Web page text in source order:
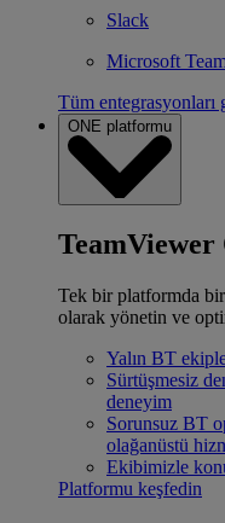
Slack
Microsoft
Tüm entegrasyonları
ONE platformu
Tek bir platformda
olarak yönetin ve
Yalın BT
Sürtüşmesiz
deneyim
Sorunsuz BT
olağanüstü
Ekibimizle
Platformu keşfedin